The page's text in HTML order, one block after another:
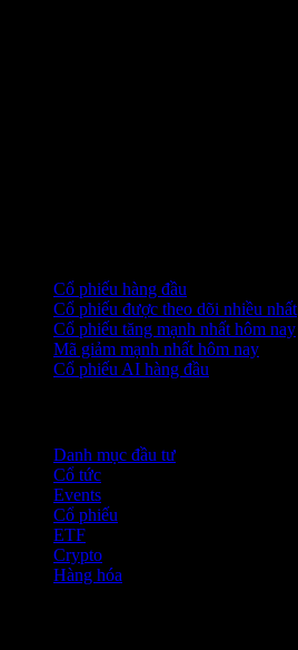
Cổ phiếu hàng đầu
Cổ phiếu được theo dõi nhiều nhất
Cổ phiếu tăng mạnh nhất hôm nay
Mã giảm mạnh nhất hôm nay
Cổ phiếu AI hàng đầu
Danh mục đầu tư
Cổ tức
Events
Cổ phiếu
ETF
Crypto
Hàng hóa